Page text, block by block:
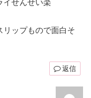
イせんせい楽
リップもので面白そ
返信